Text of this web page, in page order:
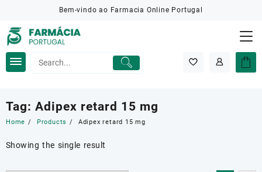
content
Bem-vindo ao Farmacia Online Portugal
Tag: Adipex retard 15 mg
Home Products Adipex retard 15 mg
Showing the single result